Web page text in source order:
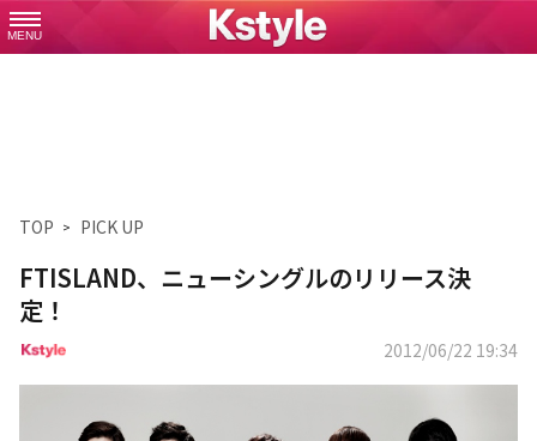
MENU
TOP PICK UP
FTISLAND、ニューシングルのリリース決
定！
2012/06/22 19:34